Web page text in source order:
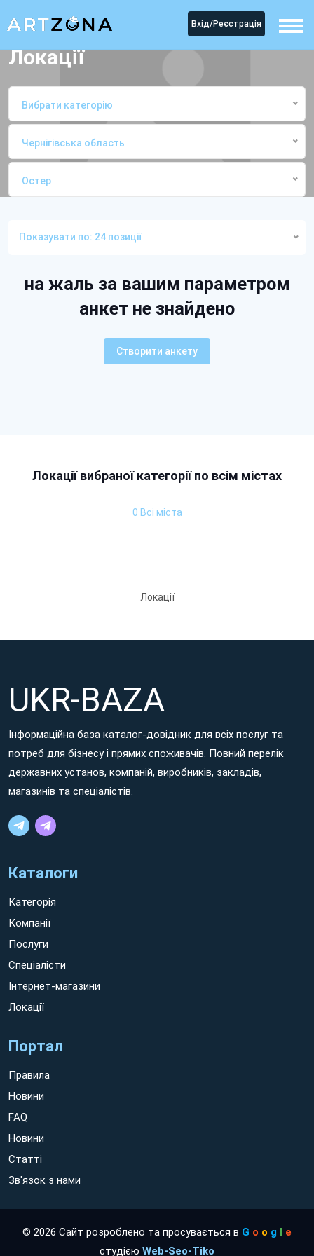
Вхід/Реєстрація
Локації
Вибрати категорію
Чернігівська область
Остер
Показувати по: 24 позиції
на жаль за вашим параметром
анкет не знайдено
Створити анкету
Локації вибраної категорії по всім містах
0 Всі міста
Локації
UKR-BAZA
Інформаційна база каталог-довідник для всіх послуг та
потреб для бізнесу і прямих споживачів. Повний перелік
державних установ, компаній, виробників, закладів,
магазинів та спеціалістів.
Каталоги
Категорія
Компанії
Послуги
Спеціалісти
Інтернет-магазини
Локації
Портал
Правила
Новини
FAQ
Новини
Статті
Зв'язок з нами
© 2026 Сайт розроблено та просувається в G o o g l e
студією Web-Seo-Tiko